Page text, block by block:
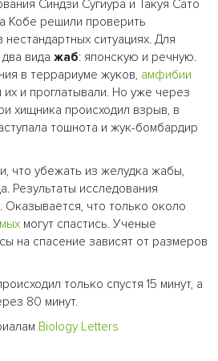
Синдзи Сугиура и Такуя Сато
Кобе решили проверить
нестандартных ситуациях. Для
вида жаб: японскую и речную.
в террариуме жуков, амфибии
их и проглатывали. Но уже через
хищника происходил взрыв, в
тошнота и жук-бомбардир
что убежать из желудка жабы,
Результаты исследования
Оказывается, что только около
могут спастись. Ученые
на спасение зависят от размеров
только спустя 15 минут, а
80 минут.
Biology Letters